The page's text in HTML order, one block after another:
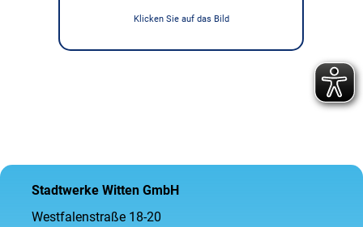
Klicken Sie auf das Bild
Stadtwerke Witten GmbH
Westfalenstraße 18-20